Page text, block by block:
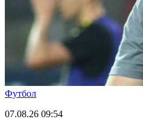
Футбол
07.08.26 09:54